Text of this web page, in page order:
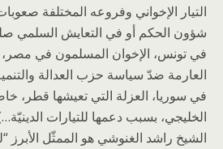
التيار الإخواني وفروعه المختلفة
شؤون الحكم أو في التعايش السلمي
في تونس، الإخوان المسلمون في مصر،
العارمة ضدّ سياسة حزب العدالة
في سوريا، العزلة التي تعيشها قطر،
الخليجي، بسبب دعمها للتيارات
الشيخ راشد الغنوشي هو الممثّل الأبرز